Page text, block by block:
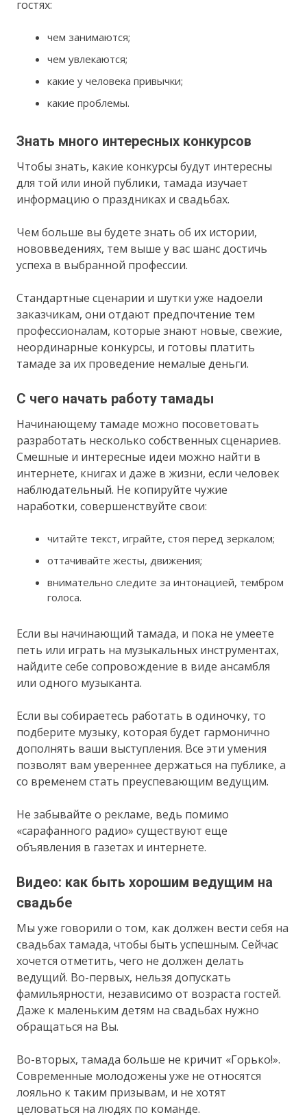
гостях:
чем занимаются;
чем увлекаются;
какие у человека привычки;
какие проблемы.
Знать много интересных конкурсов
Чтобы знать, какие конкурсы будут интересны
для той или иной публики, тамада изучает
информацию о праздниках и свадьбах.
Чем больше вы будете знать об их истории,
нововведениях, тем выше у вас шанс достичь
успеха в выбранной профессии.
Стандартные сценарии и шутки уже надоели
заказчикам, они отдают предпочтение тем
профессионалам, которые знают новые, свежие,
неординарные конкурсы, и готовы платить
тамаде за их проведение немалые деньги.
С чего начать работу тамады
Начинающему тамаде можно посоветовать
разработать несколько собственных сценариев.
Смешные и интересные идеи можно найти в
интернете, книгах и даже в жизни, если человек
наблюдательный. Не копируйте чужие
наработки, совершенствуйте свои:
читайте текст, играйте, стоя перед зеркалом;
оттачивайте жесты, движения;
внимательно следите за интонацией, тембром
голоса.
Если вы начинающий тамада, и пока не умеете
петь или играть на музыкальных инструментах,
найдите себе сопровождение в виде ансамбля
или одного музыканта.
Если вы собираетесь работать в одиночку, то
подберите музыку, которая будет гармонично
дополнять ваши выступления. Все эти умения
позволят вам увереннее держаться на публике, а
со временем стать преуспевающим ведущим.
Не забывайте о рекламе, ведь помимо
«сарафанного радио» существуют еще
объявления в газетах и интернете.
Видео: как быть хорошим ведущим на
свадьбе
Мы уже говорили о том, как должен вести себя на
свадьбах тамада, чтобы быть успешным. Сейчас
хочется отметить, чего не должен делать
ведущий. Во-первых, нельзя допускать
фамильярности, независимо от возраста гостей.
Даже к маленьким детям на свадьбах нужно
обращаться на Вы.
Во-вторых, тамада больше не кричит «Горько!».
Современные молодожены уже не относятся
лояльно к таким призывам, и не хотят
целоваться на людях по команде.